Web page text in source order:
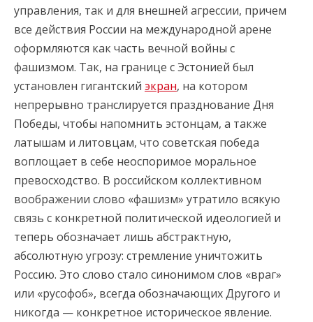
управления, так и для внешней агрессии, причем
все действия России на международной арене
оформляются как часть вечной войны с
фашизмом. Так, на границе с Эстонией был
установлен гигантский экран, на котором
непрерывно транслируется празднование Дня
Победы, чтобы напомнить эстонцам, а также
латышам и литовцам, что советская победа
воплощает в себе неоспоримое моральное
превосходство. В российском коллективном
воображении слово «фашизм» утратило всякую
связь с конкретной политической идеологией и
теперь обозначает лишь абстрактную,
абсолютную угрозу: стремление уничтожить
Россию. Это слово стало синонимом слов «враг»
или «русофоб», всегда обозначающих Другого и
никогда — конкретное историческое явление.